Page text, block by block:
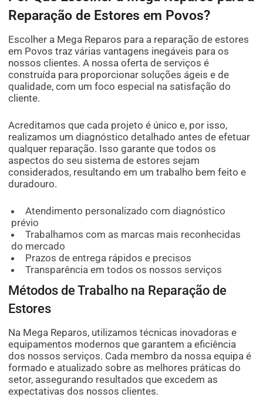
Reparação de Estores em Povos?
Escolher a Mega Reparos para a reparação de estores
em Povos traz várias vantagens inegáveis para os
nossos clientes. A nossa oferta de serviços é
construída para proporcionar soluções ágeis e de
qualidade, com um foco especial na satisfação do
cliente.
Acreditamos que cada projeto é único e, por isso,
realizamos um diagnóstico detalhado antes de efetuar
qualquer reparação. Isso garante que todos os
aspectos do seu sistema de estores sejam
considerados, resultando em um trabalho bem feito e
duradouro.
Atendimento personalizado com diagnóstico
prévio
Trabalhamos com as marcas mais reconhecidas
do mercado
Prazos de entrega rápidos e precisos
Transparência em todos os nossos serviços
Métodos de Trabalho na Reparação de
Estores
Na Mega Reparos, utilizamos técnicas inovadoras e
equipamentos modernos que garantem a eficiência
dos nossos serviços. Cada membro da nossa equipa é
formado e atualizado sobre as melhores práticas do
setor, assegurando resultados que excedem as
expectativas dos nossos clientes.